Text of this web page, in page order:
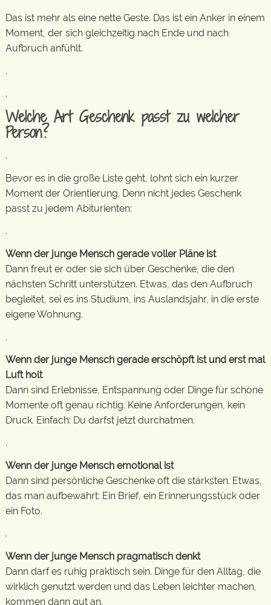
Das ist mehr als eine nette Geste. Das ist ein Anker in einem
Moment, der sich gleichzeitig nach Ende und nach
Aufbruch anfühlt.
.
.
Welche Art Geschenk passt zu welcher
Person?
.
Bevor es in die große Liste geht, lohnt sich ein kurzer
Moment der Orientierung. Denn nicht jedes Geschenk
passt zu jedem Abiturienten:
.
Wenn der junge Mensch gerade voller Pläne ist
Dann freut er oder sie sich über Geschenke, die den
nächsten Schritt unterstützen. Etwas, das den Aufbruch
begleitet, sei es ins Studium, ins Auslandsjahr, in die erste
eigene Wohnung.
.
Wenn der junge Mensch gerade erschöpft ist und erst mal
Luft holt
Dann sind Erlebnisse, Entspannung oder Dinge für schöne
Momente oft genau richtig. Keine Anforderungen, kein
Druck. Einfach: Du darfst jetzt durchatmen.
.
Wenn der junge Mensch emotional ist
Dann sind persönliche Geschenke oft die stärksten. Etwas,
das man aufbewahrt: Ein Brief, ein Erinnerungsstück oder
ein Foto.
.
Wenn der junge Mensch pragmatisch denkt
Dann darf es ruhig praktisch sein. Dinge für den Alltag, die
wirklich genutzt werden und das Leben leichter machen,
kommen dann gut an.